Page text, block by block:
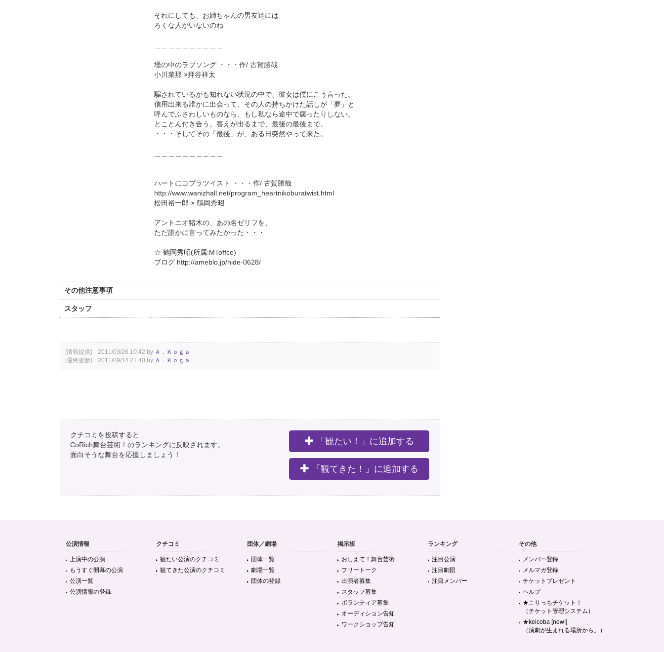
それにしても、お姉ちゃんの男友達には
ろくな人がいないのね
壜の中のラブソング ・・・作/ 古賀勝哉
小川菜那 ×押谷祥太
騙されているかも知れない状況の中で、彼女は僕にこう言った。
信用出来る誰かに出会って、その人の持ちかけた話しが「夢」と
呼んでふさわしいものなら、もし私なら途中で腐ったりしない。
とことん付き合う。答えが出るまで、最後の最後まで。
・・・そしてその「最後」が、ある日突然やって来た。
ハートにコブラツイスト ・・・作/ 古賀勝哉
http://www.wanizhall.net/program_heartnikoburatwist.html
松田裕一郎 × 鶴岡秀昭
アントニオ猪木の、あの名ゼリフを、
ただ誰かに言ってみたかった・・・
☆ 鶴岡秀昭(所属:MToffce)
ブログ http://ameblo.jp/hide-0628/
その他注意事項
スタッフ
[情報提供] 2011/03/26 10:42 by Ａ．Ｋｏｇａ
[最終更新] 2011/09/14 21:40 by Ａ．Ｋｏｇａ
クチコミを投稿すると
CoRich舞台芸術！のランキングに反映されます。
面白そうな舞台を応援しましょう！
「観たい！」に追加する
「観てきた！」に追加する
公演情報
上演中の公演
もうすぐ開幕の公演
公演一覧
公演情報の登録
クチコミ
観たい公演のクチコミ
観てきた公演のクチコミ
団体／劇場
団体一覧
劇場一覧
団体の登録
掲示板
おしえて！舞台芸術
フリートーク
出演者募集
スタッフ募集
ボランティア募集
オーディション告知
ワークショップ告知
ランキング
注目公演
注目劇団
注目メンバー
その他
メンバー登録
メルマガ登録
チケットプレゼント
ヘルプ
★こりっちチケット！
（チケット管理システム）
★keicoba [new!]
（演劇が生まれる場所から。）